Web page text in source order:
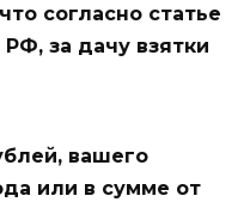
согласно статье
за дачу взятки
вашего
или в сумме от